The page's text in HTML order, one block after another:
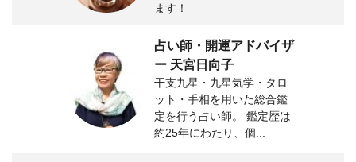
ます！
占い師・開運アドバイザ
ー 天宮日向子
干支九星・九星気学・タロ
ット・手相を用いた総合鑑
定を行う占い師。 鑑定歴は
約25年にわたり、個...